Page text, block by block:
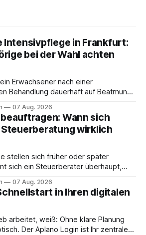
Intensivpflege in Frankfurt:
bei der Wahl achten
Erwachsener nach einer
Behandlung dauerhaft auf Beatmung
sich für Familien eine schwierige
dauerhaft in der Klinik bleiben –
Hause möglich? Die außerklinische
diese Alternative: Sie
07 Aug. 2026
Wann sich
wirklich
stellen sich früher oder später
sich ein Steuerberater überhaupt,
Bei einfachen
reicht häufig eine Steuersoftware
Einkunftsarten
größere finanzielle Veränderungen
Unterstützung meist
07 Aug. 2026
in Ihren digitalen
arbeitet, weiß: Ohne klare Planung
Der Aplano Login ist Ihr zentraler